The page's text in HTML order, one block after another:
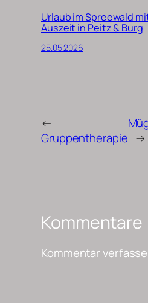
Urlaub im Spreewald
Auszeit in Peitz & Burg
25.05.2026
←
Gruppentherapie →
Kommentare
Kommentar